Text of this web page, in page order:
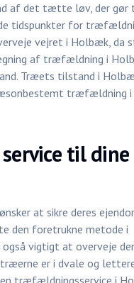
af det tætte løv, der gør
tidspunkter for
vejret i Holbæk, da
af træfældning i
Træets tilstand i
træfældning i
til dine
at sikre deres
den foretrukne metode i
vigtigt at overveje
er i dvale og
træfældningsservice i